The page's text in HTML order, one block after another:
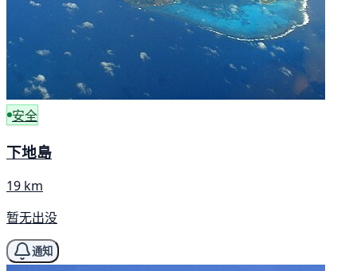
安全
下地島
19 km
暂无出没
通知